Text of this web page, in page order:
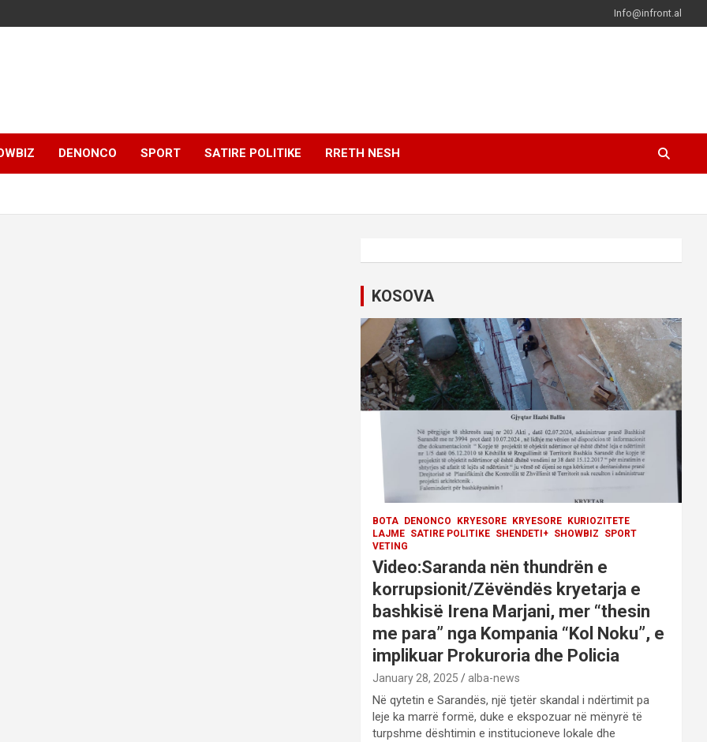
Info@infront.al
DENONCO SPORT SATIRE POLITIKE RRETH NESH
KOSOVA
BOTA DENONCO KRYESORE KRYESORE
KURIOZITETE
LAJME SATIRE POLITIKE SHENDETI+ SHOWBIZ
SPORT
VETING
Video:Saranda nën thundrën e
korrupsionit/Zëvëndës kryetarja e
bashkisë Irena Marjani, mer “thesin
me para” nga Kompania “Kol Noku”, e
implikuar Prokuroria dhe Policia
January 28, 2025 alba-news
Në qytetin e Sarandës, një tjetër skandal i ndërtimit pa
leje ka marrë formë, duke e ekspozuar në mënyrë të
turpshme dështimin e institucioneve lokale dhe